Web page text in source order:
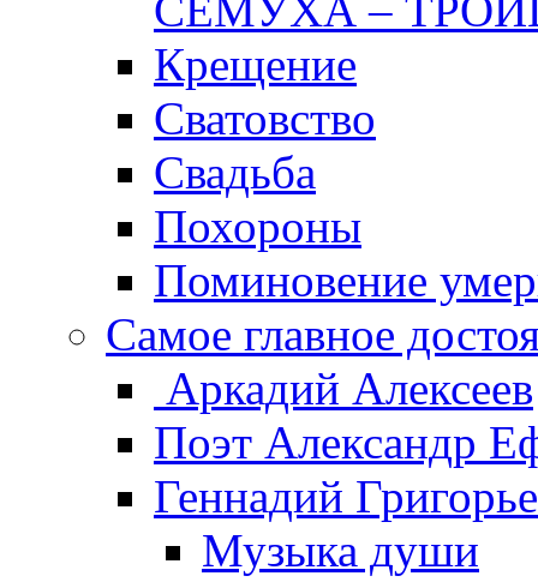
Крещение
Сватовство
Свадьба
Похороны
Поминовение
Самое главное
Аркадий Алексеев
Поэт Александр
Геннадий
Музыка души